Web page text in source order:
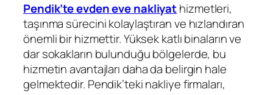
Pendik’te evden eve nakliyathizmetleri,
taşınma sürecini kolaylaştıran ve hızlandıran
önemli bir hizmettir. Yüksek katlı binaların ve
dar sokakların bulunduğu bölgelerde, bu
hizmetin avantajları daha da belirgin hale
gelmektedir. Pendik’teki nakliye firmaları,